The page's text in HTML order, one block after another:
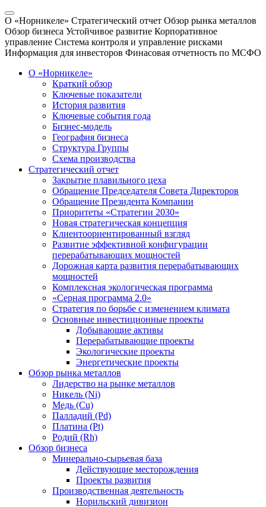
О «Норникеле» Стратегический отчет Обзор рынка металлов
Обзор бизнеса Устойчивое развитие Корпоративное
управление Система контроля и управление рисками
Информация для инвесторов Финасовая отчетность по МСФО
О «Норникеле»
Краткий обзор
Ключевые показатели
История развития
Ключевые события года
Бизнес-модель
География бизнеса
Структура Группы
Схема производства
Стратегический отчет
Закрытие плавильного цеха
Обращение Председателя Совета Директоров
Обращение Президента Компании
Приоритеты «Стратегии 2030»
Новая стратегическая концепция
Клиентоориентированный взгляд
Развитие эффективной конфигурации
перерабатывающих мощностей
Дорожная карта развития перерабатывающих
мощностей
Комплексная экологическая программа
«Серная программа 2.0»
Стратегия по борьбе с изменением климата
Основные инвестиционные проекты
Добывающие активы
Перерабатывающие проекты
Экологические проекты
Энергетические проекты
Обзор рынка металлов
Лидерство на рынке металлов
Никель (Ni)
Медь (Cu)
Палладий (Pd)
Платина (Pt)
Родий (Rh)
Обзор бизнеса
Минерально-сырьевая база
Действующие месторождения
Проекты развития
Производственная деятельность
Норильский дивизион